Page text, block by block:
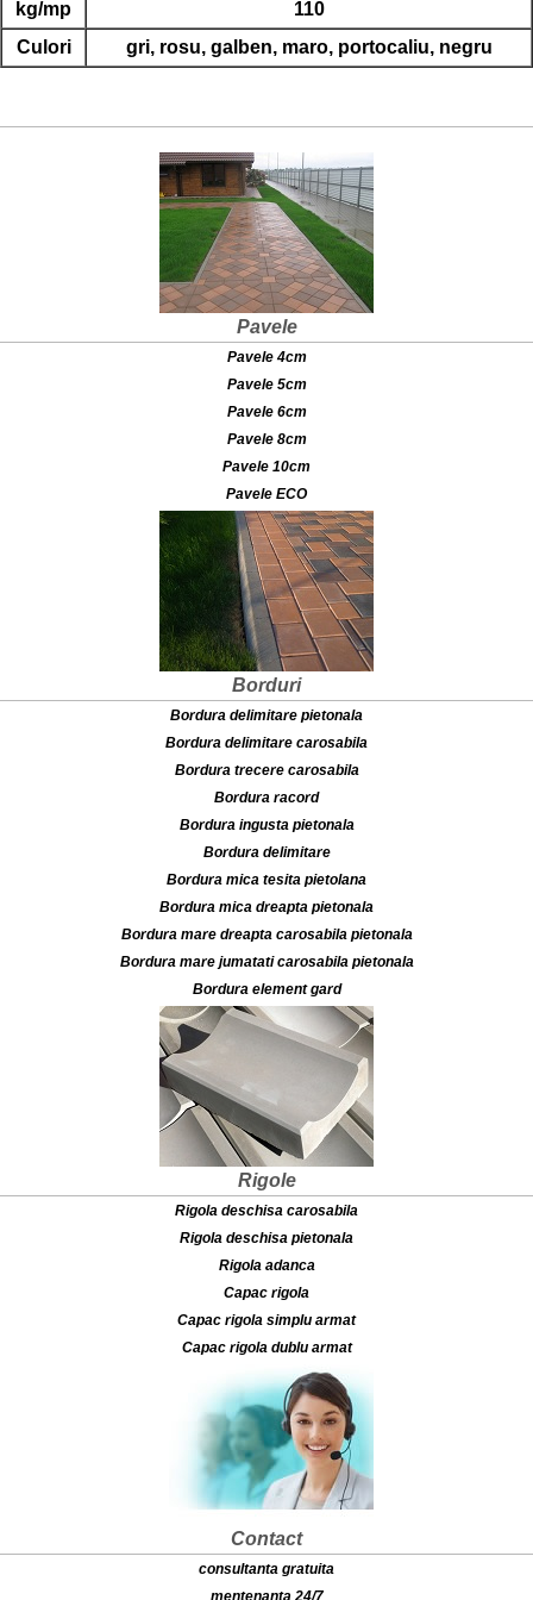
kg/mp
110
Culori
gri, rosu, galben, maro, portocaliu, negru
Pavele
Pavele 4cm
Pavele 5cm
Pavele 6cm
Pavele 8cm
Pavele 10cm
Pavele ECO
Borduri
Bordura delimitare pietonala
Bordura delimitare carosabila
Bordura trecere carosabila
Bordura racord
Bordura ingusta pietonala
Bordura delimitare
Bordura mica tesita pietolana
Bordura mica dreapta pietonala
Bordura mare dreapta carosabila pietonala
Bordura mare jumatati carosabila pietonala
Bordura element gard
Rigole
Rigola deschisa carosabila
Rigola deschisa pietonala
Rigola adanca
Capac rigola
Capac rigola simplu armat
Capac rigola dublu armat
Contact
consultanta gratuita
mentenanta 24/7